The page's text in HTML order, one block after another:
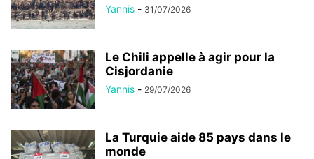
Yannis - 31/07/2026
Le Chili appelle à agir pour la
Cisjordanie
Yannis - 29/07/2026
La Turquie aide 85 pays dans le
monde